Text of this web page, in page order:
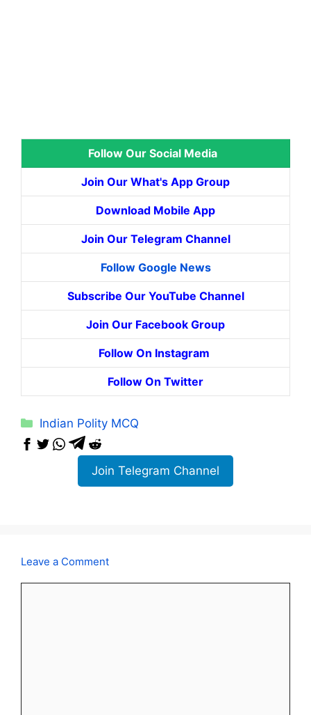
Follow Our Social Media
Join Our What's App Group
Download Mobile App
Join Our Telegram Channel
Follow Google News
Subscribe Our YouTube Channel
Join Our Facebook Group
Follow On Instagram
Follow On Twitter
Categories
Indian Polity MCQ
Join Telegram Channel
Leave a Comment